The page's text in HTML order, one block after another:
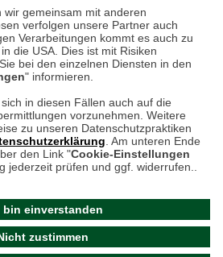
wir gemeinsam mit anderen
verfolgen unsere Partner auch
Verarbeitungen kommt es auch zu
die USA. Dies ist mit Risiken
bei den einzelnen Diensten in den
" informieren.
in diesen Fällen auch auf die
vorzunehmen. Weitere
zu unseren Datenschutzpraktiken
. Am unteren Ende
den Link "Cookie-Einstellungen
jederzeit prüfen und ggf. widerrufen..
bin einverstanden
zustimmen
Umwelt und Entsorgung
Hinweisgeber-Schutzgesetz
unserer Website
um 13:17
THE BRITISH SHOP
GmbH & Co. KG
Ihrem Browser
aktuell keine Cookies!
Fall unseren Online-Shop
Ihr Browser unsere funktionalen
Besuchs auf unserer Website